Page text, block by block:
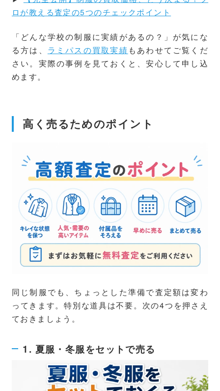
ロが教える査定の5つのチェックポイント
「どんな学校の制服に実績があるの？」が気にな
る方は、 ラミパスの買取実績 もあわせてご覧くだ
さい。実際の事例を見ておくと、安心して申し込
めます。
高く売るためのポイント
同じ制服でも、ちょっとした準備で査定額は変わ
ってきます。特別な道具は不要。次の4つを押さえ
ておきましょう。
1. 夏服・冬服をセットで売る